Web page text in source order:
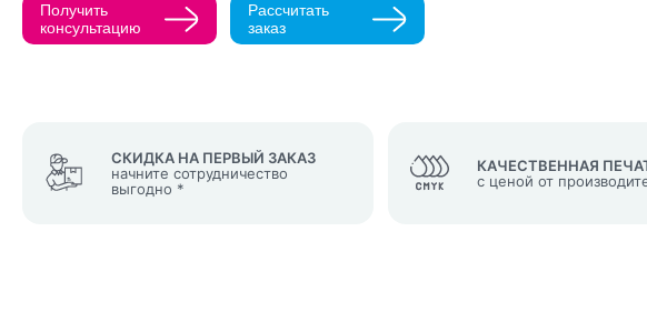
Получить
консультацию
Рассчитать
заказ
СКИДКА НА ПЕРВЫЙ ЗАКАЗ
начните сотрудничество
выгодно *
КАЧЕСТВЕННАЯ
с ценой от
Нажимая кнопку "Оставить
политикой конфиденциальности